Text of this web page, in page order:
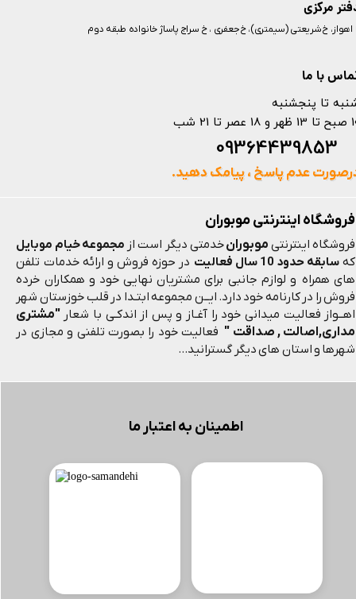
فروشگاه اینترنتی موبوران
فروشگاه اینترنتی موبورانخدمتی دیگر است از مجموعه خیام موبایل
که سابقه حدود 10 سال فعالیت
در حوزه فروش و ارائه خدمات تلفن
های همراه و لوازم جانبی برای مشتریان نهایی خود و همکاران خرده
فروش را در کارنامه خود دارد. ایــن مجموعه ابتـدا در قلب خوزستان شهر
اهــواز فعالیت میدانی خود را آغـاز و پس از اندکـی با شعار "مشتری
مداری,اصالت , صداقت " فعالیت خود را بصورت تلفنی و مجازی در
شهرها و استان های دیگر گسترانید...
اطمینان به اعتبار ما
مرکزی
با ما
اهواز، خ شریعتی (سیمتری)، خ جعفری ، خ سراج پاساژ خانواده طبقه دوم
تا پنجشنبه
تا 21 شب
عدم پاسخ ، پیامک دهید.